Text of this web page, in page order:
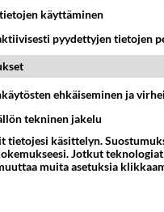
käyttäminen
pyydettyjen tietojen
ehkäiseminen ja
tekninen jakelu
tietojesi käsittelyn.
Jotkut
muita asetuksia